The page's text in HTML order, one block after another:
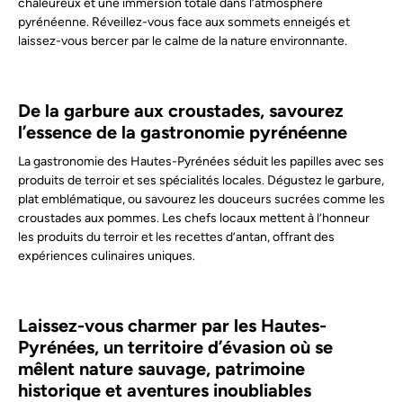
chaleureux et une immersion totale dans l’atmosphère
pyrénéenne. Réveillez-vous face aux sommets enneigés et
laissez-vous bercer par le calme de la nature environnante.
De la garbure aux croustades, savourez
l’essence de la gastronomie pyrénéenne
La gastronomie des Hautes-Pyrénées séduit les papilles avec ses
produits de terroir et ses spécialités locales. Dégustez le garbure,
plat emblématique, ou savourez les douceurs sucrées comme les
croustades aux pommes. Les chefs locaux mettent à l’honneur
les produits du terroir et les recettes d’antan, offrant des
expériences culinaires uniques.
Laissez-vous charmer par les Hautes-
Pyrénées, un territoire d’évasion où se
mêlent nature sauvage, patrimoine
historique et aventures inoubliables